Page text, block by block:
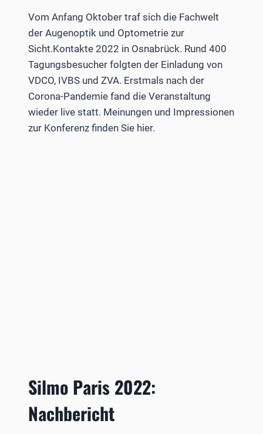
Vom Anfang Oktober traf sich die Fachwelt
der Augenoptik und Optometrie zur
Sicht.Kontakte 2022 in Osnabrück. Rund 400
Tagungsbesucher folgten der Einladung von
VDCO, IVBS und ZVA. Erstmals nach der
Corona-Pandemie fand die Veranstaltung
wieder live statt. Meinungen und Impressionen
zur Konferenz finden Sie hier.
Silmo Paris 2022:
Nachbericht